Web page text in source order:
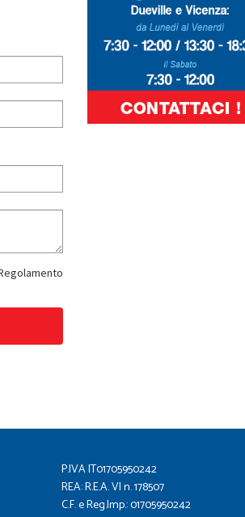
P.IVA IT01705950242
REA: R.E.A. VI n. 178507
C.F. e Reg.Imp.: 01705950242